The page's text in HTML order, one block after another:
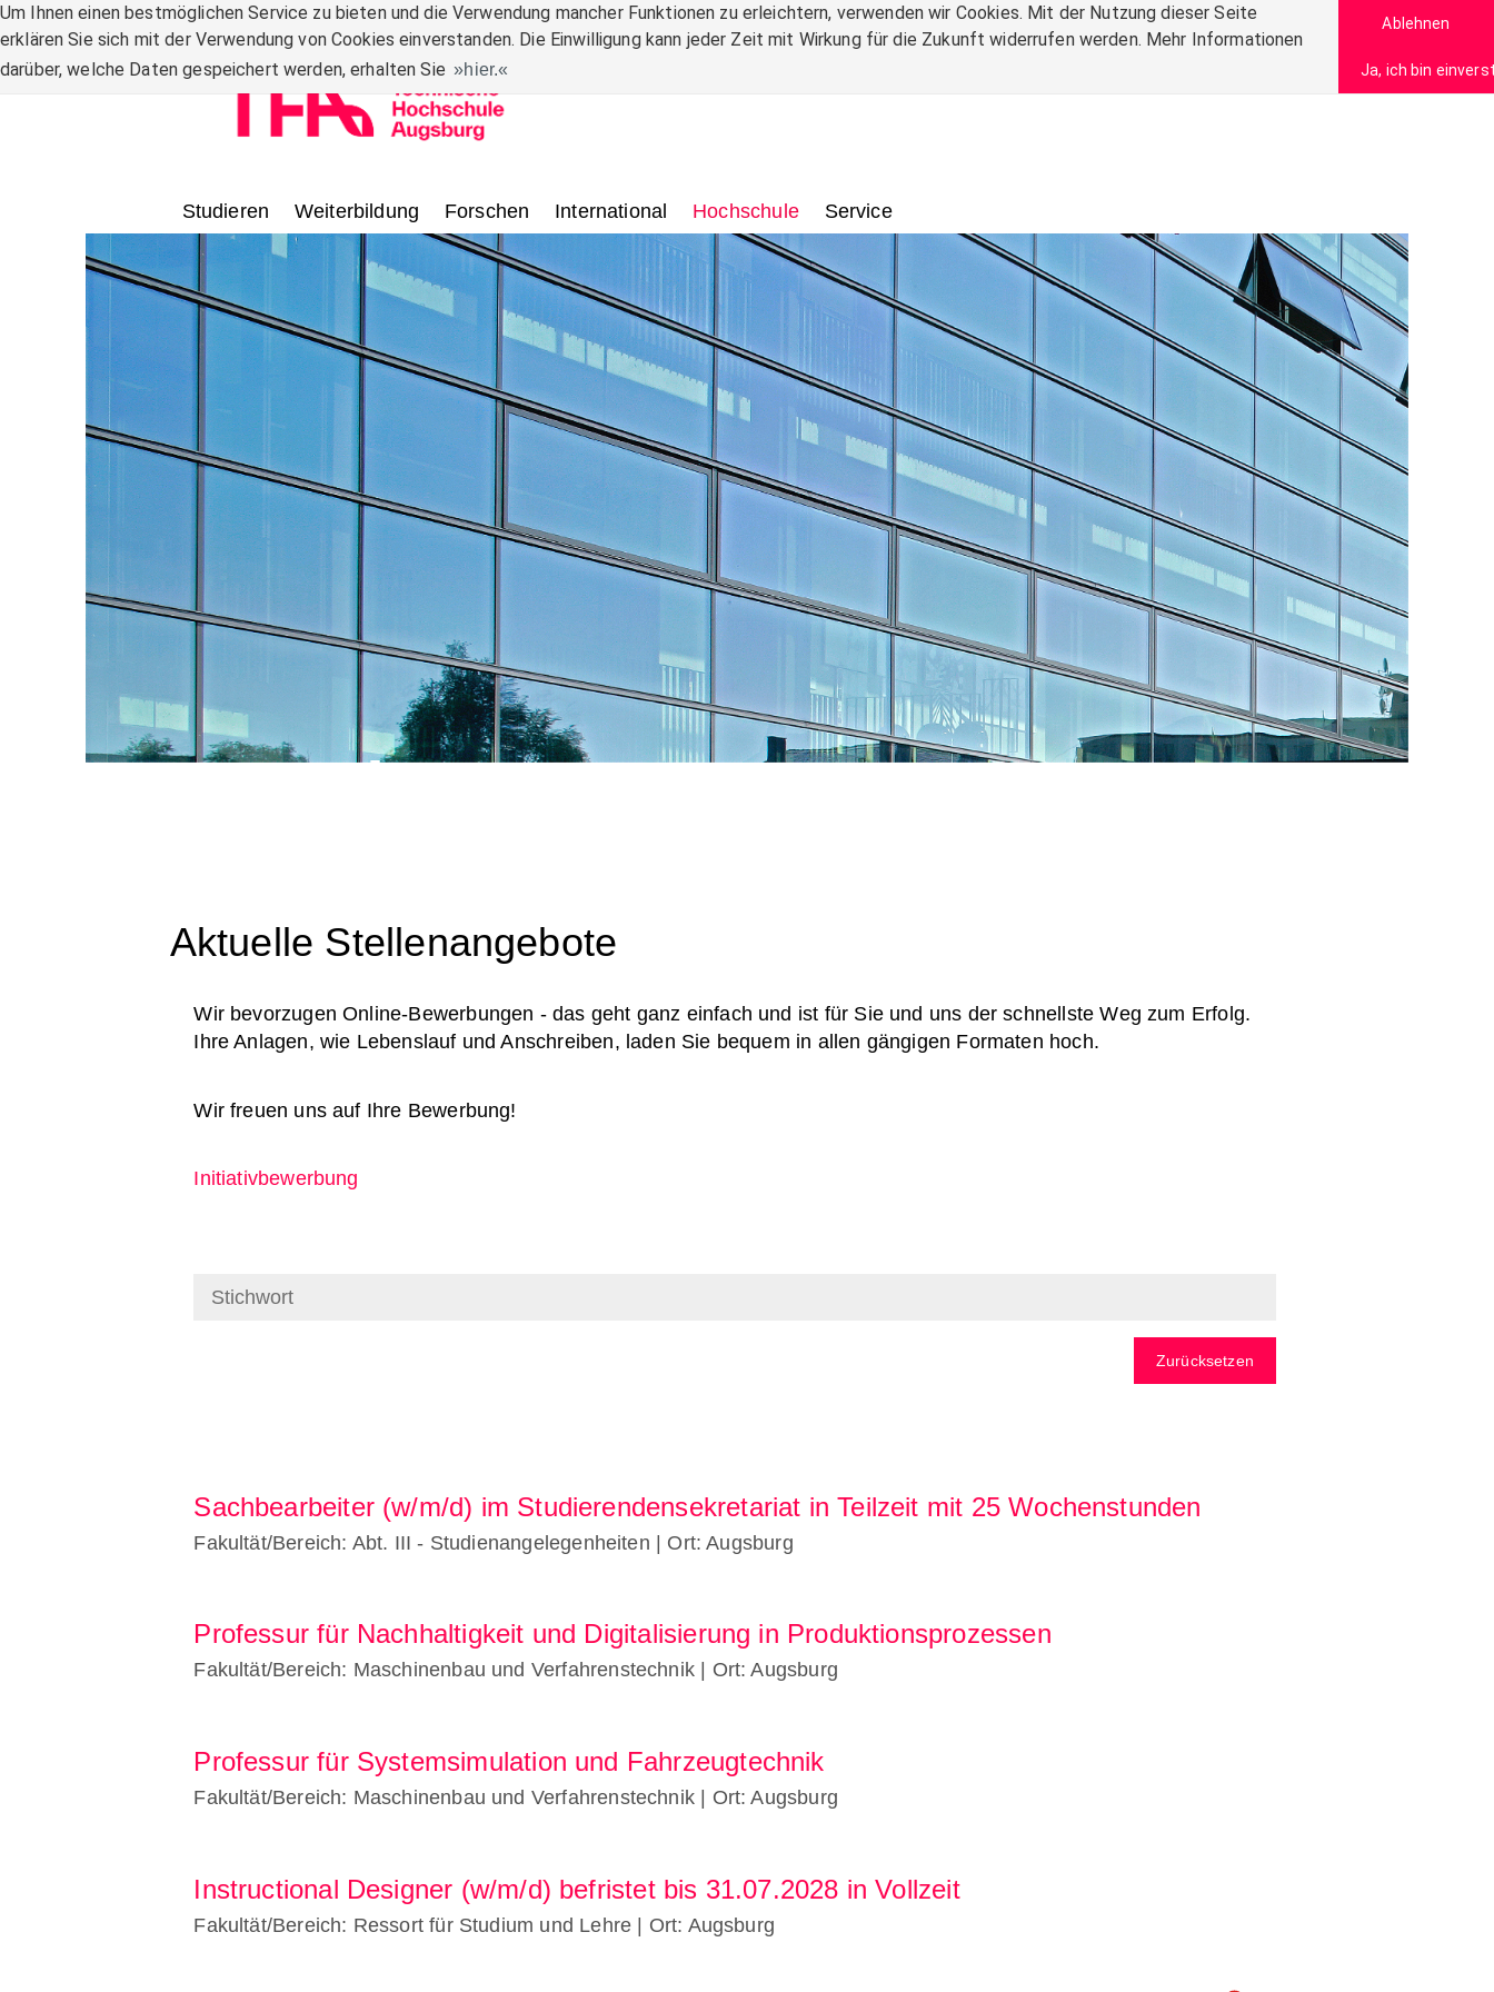
Um Ihnen einen bestmöglichen Service zu bieten und die Verwendung mancher Funktionen zu erleichtern, verwenden wir Cookies. Mit der Nutzung dieser Seite
erklären Sie sich mit der Verwendung von Cookies einverstanden. Die Einwilligung kann jeder Zeit mit Wirkung für die Zukunft widerrufen werden. Mehr Informationen
darüber, welche Daten gespeichert werden, erhalten Sie
hier.
Ablehnen
Ja, ich bin
Zum Inhalt
Studieren Weiterbildung Forschen International Hochschule Service
Karriere
Aktuelle Stellenangebote
Wir bevorzugen Online-Bewerbungen - das geht ganz einfach und ist für Sie und uns der schnellste Weg zum Erfolg.
Ihre Anlagen, wie Lebenslauf und Anschreiben, laden Sie bequem in allen gängigen Formaten hoch.
Wir freuen uns auf Ihre Bewerbung!
Initiativbewerbung
Zurücksetzen
Sachbearbeiter (w/m/d) im Studierendensekretariat in Teilzeit mit 25 Wochenstunden
Fakultät/Bereich: Abt. III - Studienangelegenheiten | Ort: Augsburg
Professur für Nachhaltigkeit und Digitalisierung in Produktionsprozessen
Fakultät/Bereich: Maschinenbau und Verfahrenstechnik | Ort: Augsburg
Professur für Systemsimulation und Fahrzeugtechnik
Fakultät/Bereich: Maschinenbau und Verfahrenstechnik | Ort: Augsburg
Instructional Designer (w/m/d) befristet bis 31.07.2028 in Vollzeit
Fakultät/Bereich: Ressort für Studium und Lehre | Ort: Augsburg